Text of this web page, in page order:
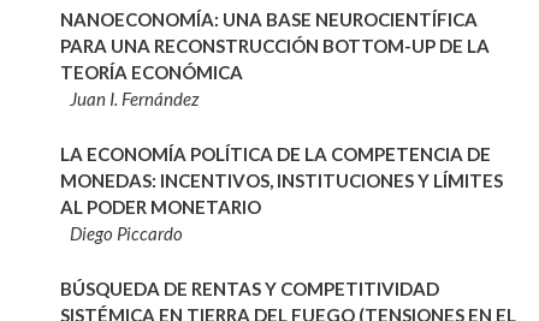
NANOECONOMÍA: UNA BASE NEUROCIENTÍFICA
PARA UNA RECONSTRUCCIÓN BOTTOM-UP DE LA
TEORÍA ECONÓMICA
Juan I. Fernández
LA ECONOMÍA POLÍTICA DE LA COMPETENCIA DE
MONEDAS: INCENTIVOS, INSTITUCIONES Y LÍMITES
AL PODER MONETARIO
Diego Piccardo
BÚSQUEDA DE RENTAS Y COMPETITIVIDAD
SISTÉMICA EN TIERRA DEL FUEGO (TENSIONES EN EL